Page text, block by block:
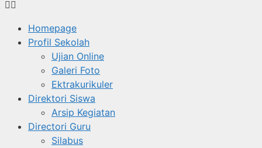
Homepage
Profil Sekolah
Ujian Online
Galeri Foto
Ektrakurikuler
Direktori Siswa
Arsip Kegiatan
Directori Guru
Silabus